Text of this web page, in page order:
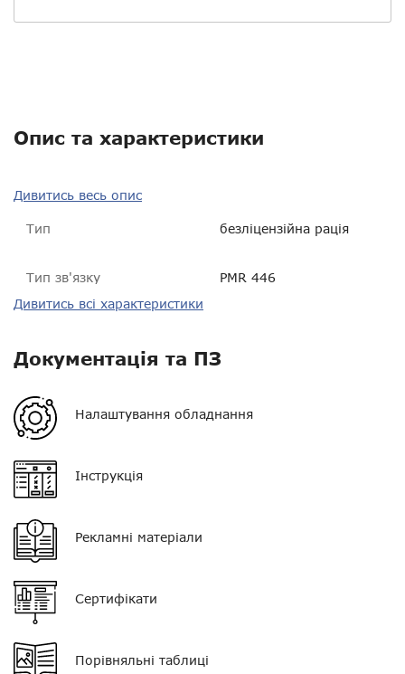
Опис та характеристики
Дивитись весь опис
Тип безліцензійна рація
Тип зв'язку PMR 446
Діапазон частот
Потужність 0.5 Вт
місті
Орієнтовна дальність у
лісі
Орієнтовна дальність у
Тип АКБ
Ємність АКБ
Пиловологозахист
Кількість каналів
Дивитись всі характеристики
Документація та ПЗ
Налаштування обладнання
Інструкція
Рекламні матеріали
Сертифікати
Порівняльні таблиці